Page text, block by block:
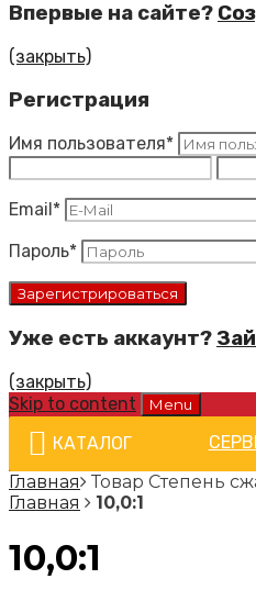
Впервые на сайте?
(закрыть)
Регистрация
Имя пользователя*
Email *
Пароль*
Уже есть аккаунт?
(закрыть)
Skip to content
Menu
КАТАЛОГ
Главная
Товар Степень
Главная
10,0:1
10,0:1